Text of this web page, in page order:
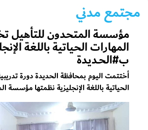
مجتمع مدني
مؤسسة المتحدون للتأهيل
المهارات الحياتية باللغة
ب#الحـديدة
أختتمت اليوم بمحافظة الحديدة دورة
الحياتية باللغة الإنجليزية نظمتها مؤسسة